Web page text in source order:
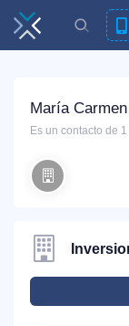
María
Es un contacto de